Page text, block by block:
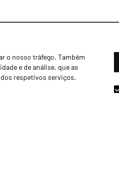
o nosso tráfego. Também
e de análise, que as
respetivos serviços.